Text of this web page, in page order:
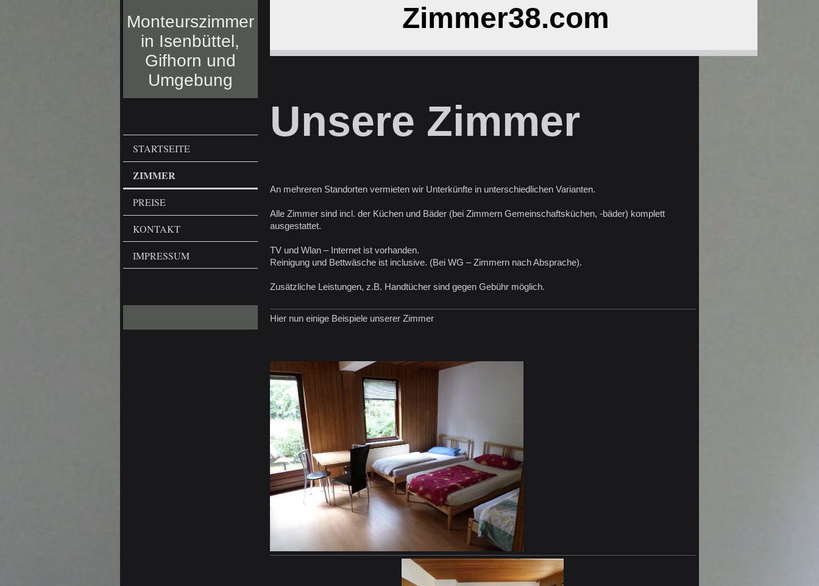
Monteurszimmer
in Isenbüttel,
Gifhorn und
Umgebung
STARTSEITE
ZIMMER
PREISE
KONTAKT
IMPRESSUM
Zimmer38.com
Unsere Zimmer
An mehreren Standorten vermieten wir Unterkünfte in unterschiedlichen Varianten.
Alle Zimmer sind incl. der Küchen und Bäder (bei Zimmern Gemeinschaftsküchen, -bäder) komplett
ausgestattet.
TV und Wlan – Internet ist vorhanden.
Reinigung und Bettwäsche ist inclusive. (Bei WG – Zimmern nach Absprache).
Zusätzliche Leistungen, z.B. Handtücher sind gegen Gebühr möglich.
Hier nun einige Beispiele unserer Zimmer